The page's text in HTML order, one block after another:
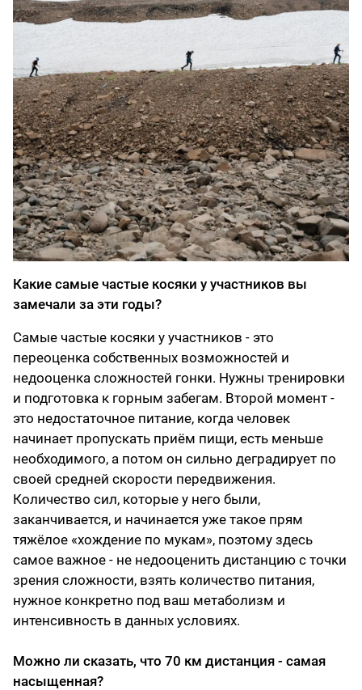
Какие самые частые косяки у участников вы
замечали за эти годы?
Самые частые косяки у участников - это
переоценка собственных возможностей и
недооценка сложностей гонки. Нужны тренировки
и подготовка к горным забегам. Второй момент -
это недостаточное питание, когда человек
начинает пропускать приём пищи, есть меньше
необходимого, а потом он сильно деградирует по
своей средней скорости передвижения.
Количество сил, которые у него были,
заканчивается, и начинается уже такое прям
тяжёлое «хождение по мукам», поэтому здесь
самое важное - не недооценить дистанцию с точки
зрения сложности, взять количество питания,
нужное конкретно под ваш метаболизм и
интенсивность в данных условиях.
Можно ли сказать, что 70 км дистанция - самая
насыщенная?